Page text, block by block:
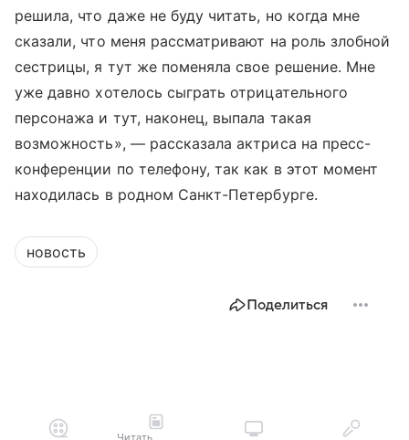
решила, что даже не буду читать, но когда мне
сказали, что меня рассматривают на роль злобной
сестрицы, я тут же поменяла свое решение. Мне
уже давно хотелось сыграть отрицательного
персонажа и тут, наконец, выпала такая
возможность», — рассказала актриса на пресс-
конференции по телефону, так как в этот момент
находилась в родном Санкт-Петербурге.
новость
Поделиться
Читать